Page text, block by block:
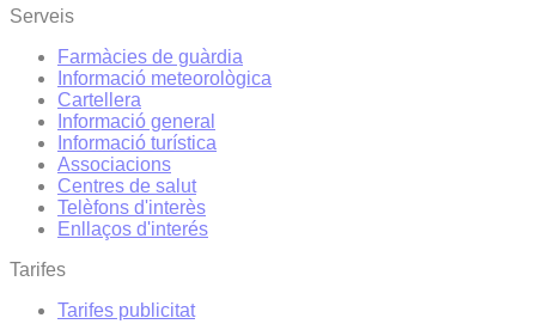
Serveis
Farmàcies de guàrdia
Informació meteorològica
Cartellera
Informació general
Informació turística
Associacions
Centres de salut
Telèfons d'interès
Enllaços d'interés
Tarifes
Tarifes publicitat